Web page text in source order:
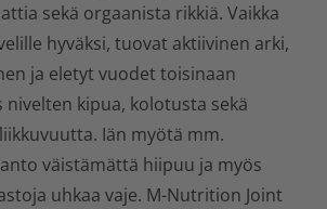
sekä orgaanista rikkiä. Vaikka
hyväksi, tuovat aktiivinen arki,
ja eletyt vuodet toisinaan
nivelten kipua, kolotusta sekä
Iän myötä mm.
väistämättä hiipuu ja myös
uhkaa vaje. M-Nutrition Joint